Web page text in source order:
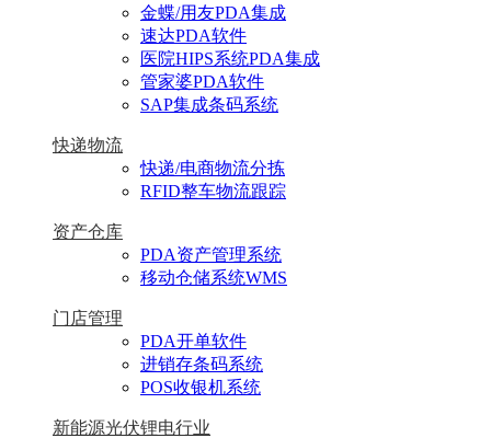
金蝶/用友PDA集成
速达PDA软件
医院HIPS系统PDA集成
管家婆PDA软件
SAP集成条码系统
快递物流
快递/电商物流分拣
RFID整车物流跟踪
资产仓库
PDA资产管理系统
移动仓储系统WMS
门店管理
PDA开单软件
进销存条码系统
POS收银机系统
新能源光伏锂电行业